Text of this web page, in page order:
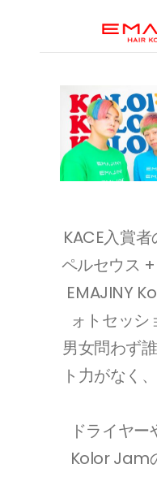
KACE入賞
ペルセウス
EMAJINY
ォトセッシ
男女問わず
ト力がなく
ドライヤ
Kolor Jam